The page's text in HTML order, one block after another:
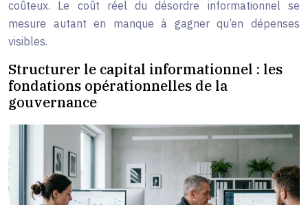
coûteux. Le coût réel du désordre informationnel se
mesure autant en manque à gagner qu’en dépenses
visibles.
Structurer le capital informationnel : les
fondations opérationnelles de la
gouvernance